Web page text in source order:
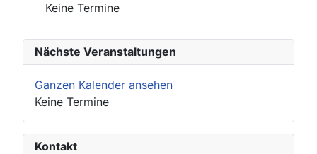
Keine Termine
Nächste Veranstaltungen
Ganzen Kalender ansehen
Keine Termine
Kontakt